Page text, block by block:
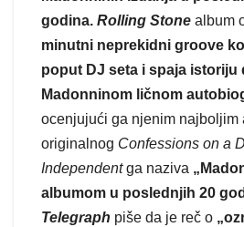
godina. Rolling Stone album
minutni neprekidni groove
poput DJ seta i spaja istoriju
Madonninom ličnom
ocenjujući ga njenim najboljim
originalnog Confessions on a
Independentga naziva
albumom u poslednjih 20
Telegraph piše da je reč o